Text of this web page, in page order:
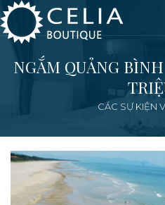
NGẮM QUẢNG
CÁC SỰ KIỆN